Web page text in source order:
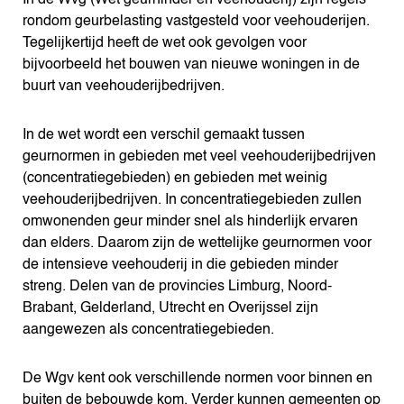
rondom geurbelasting vastgesteld voor veehouderijen.
Tegelijkertijd heeft de wet ook gevolgen voor
bijvoorbeeld het bouwen van nieuwe woningen in de
buurt van veehouderijbedrijven.
In de wet wordt een verschil gemaakt tussen
geurnormen in gebieden met veel veehouderijbedrijven
(concentratiegebieden) en gebieden met weinig
veehouderijbedrijven. In concentratiegebieden zullen
omwonenden geur minder snel als hinderlijk ervaren
dan elders. Daarom zijn de wettelijke geurnormen voor
de intensieve veehouderij in die gebieden minder
streng. Delen van de provincies Limburg, Noord-
Brabant, Gelderland, Utrecht en Overijssel zijn
aangewezen als concentratiegebieden.
De Wgv kent ook verschillende normen voor binnen en
buiten de bebouwde kom. Verder kunnen gemeenten op